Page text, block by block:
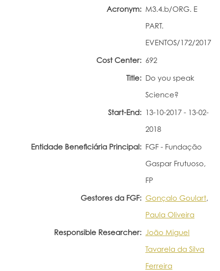
Acronym: M3.4.b/ORG. E
PART.
EVENTOS/172/2017
Cost Center: 692
Title: Do you speak
Science?
Start-End: 13-10-2017 - 13-02-
2018
Entidade Beneficiária Principal: FGF - Fundação
Gaspar Frutuoso,
FP
Gestores da FGF: Gonçalo Goulart,
Paula Oliveira
Responsible Researcher: João Miguel
Tavarela da Silva
Ferreira